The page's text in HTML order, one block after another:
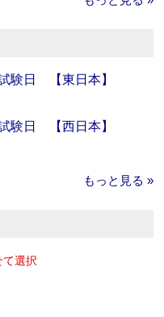
験日 【東日本】
験日 【西日本】
もっと見る »
て選択